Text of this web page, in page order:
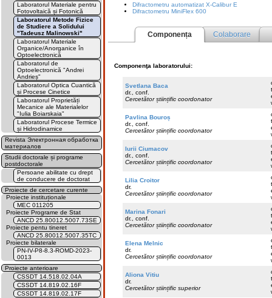
Laboratorul Materiale pentru
Fotovoltaică și Fotonică
Laboratorul Metode Fizice
de Studiere a Solidului
"Tadeusz Malinowski"
Laboratorul Materiale
Organice/Anorganice în
Optoelectronică
Laboratorul de
Optoelectronică "Andrei
Andrieș"
Laboratorul Optica Cuantică
și Procese Cinetice
Laboratorul Proprietăți
Mecanice ale Materialelor
"Iulia Boiarskaia"
Laboratorul Procese Termice
și Hidrodinamice
Revista Электронная обработка
материалов
Studii doctorale și programe
postdoctorale
Persoane abilitate cu drept
de conducere de doctorat
Proiecte de cercetare curente
Proiecte instituționale
MEC 011205
Proiecte Programe de Stat
ANCD 25.80012.5007.73SE
Proiecte pentu tineret
ANCD 25.80012.5007.35TC
Proiecte bilaterale
PN-IV-P8-8.3-ROMD-2023-
0013
Proiecte anterioare
CSSDT 14.518.02.04A
CSSDT 14.819.02.16F
CSSDT 14.819.02.17F
Difractometru automatizat X-Calibur E
Difractometru MiniFlex 600
Componența Colaborare
Componenţa laboratorului:
Svetlana Baca
dr., conf.
Cercetător științific coordonator
Pavlina Bouroș
dr., conf.
Cercetător științific coordonator
Iurii Ciumacov
dr., conf.
Cercetător științific coordonator
Lilia Croitor
dr.
Cercetător științific coordonator
Marina Fonari
dr., conf.
Cercetător științific coordonator
Elena Melnic
dr.
Cercetător științific coordonator
Aliona Vitiu
dr.
Cercetător științific superior